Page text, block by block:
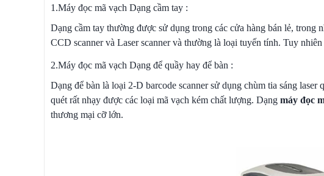
1.Máy đọc mã vạch Dạng cầm tay :
Dạng cầm tay thường được sử dụng trong các cửa hàng bán lẻ, trong
CCD scanner và Laser scanner và thường là loại tuyến tính. Tuy
2.Máy đọc mã vạch Dạng để quầy hay để bàn :
Dạng để bàn là loại 2-D barcode scanner sử dụng chùm tia sáng
quét rất nhạy được các loại mã vạch kém chất lượng. Dạng máy đọc
thương mại cỡ lớn.